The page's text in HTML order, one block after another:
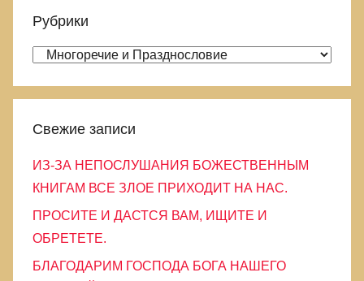
и
:
к
Рубрики
б
р
к
и
Свежие записи
ИЗ-ЗА НЕПОСЛУШАНИЯ БОЖЕСТВЕННЫМ
КНИГАМ ВСЕ ЗЛОЕ ПРИХОДИТ НА НАС.
ПРОСИТЕ И ДАСТСЯ ВАМ, ИЩИТЕ И
ОБРЕТЕТЕ.
БЛАГОДАРИМ ГОСПОДА БОГА НАШЕГО